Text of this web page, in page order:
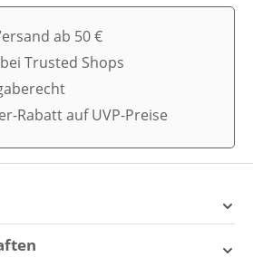
ab 50 €
Trusted Shops
Rabatt auf UVP-Preise
Little Dutch